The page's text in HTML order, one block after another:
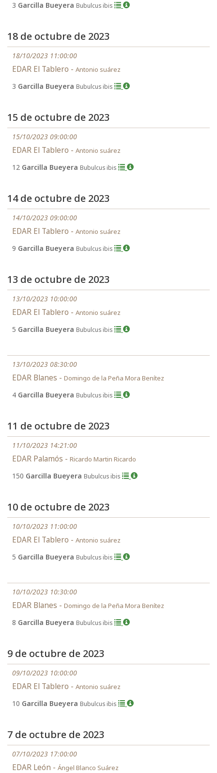
3 Garcilla Bueyera Bubulcus ibis
18 de octubre de 2023
18/10/2023 11:00:00
EDAR El Tablero - Antonio suárez
3 Garcilla Bueyera Bubulcus ibis
15 de octubre de 2023
15/10/2023 09:00:00
EDAR El Tablero - Antonio suárez
12 Garcilla Bueyera Bubulcus ibis
14 de octubre de 2023
14/10/2023 09:00:00
EDAR El Tablero - Antonio suárez
9 Garcilla Bueyera Bubulcus ibis
13 de octubre de 2023
13/10/2023 10:00:00
EDAR El Tablero - Antonio suárez
5 Garcilla Bueyera Bubulcus ibis
13/10/2023 08:30:00
EDAR Blanes - Domingo de la Peña Mora Benítez
4 Garcilla Bueyera Bubulcus ibis
11 de octubre de 2023
11/10/2023 14:21:00
EDAR Palamós - Ricardo Martin Ricardo
150 Garcilla Bueyera Bubulcus ibis
10 de octubre de 2023
10/10/2023 11:00:00
EDAR El Tablero - Antonio suárez
5 Garcilla Bueyera Bubulcus ibis
10/10/2023 10:30:00
EDAR Blanes - Domingo de la Peña Mora Benítez
8 Garcilla Bueyera Bubulcus ibis
9 de octubre de 2023
09/10/2023 10:00:00
EDAR El Tablero - Antonio suárez
10 Garcilla Bueyera Bubulcus ibis
7 de octubre de 2023
07/10/2023 17:00:00
EDAR León - Ángel Blanco Suárez